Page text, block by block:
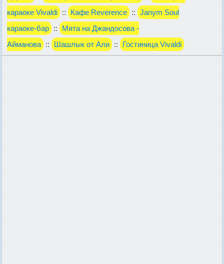
караоке Vivaldi :: Кафе Reverence :: Janym Soul
караоке-бар ::
Мята на Джандосова -
Айманова :: Шашлык от Али :: Гостиница Vivaldi